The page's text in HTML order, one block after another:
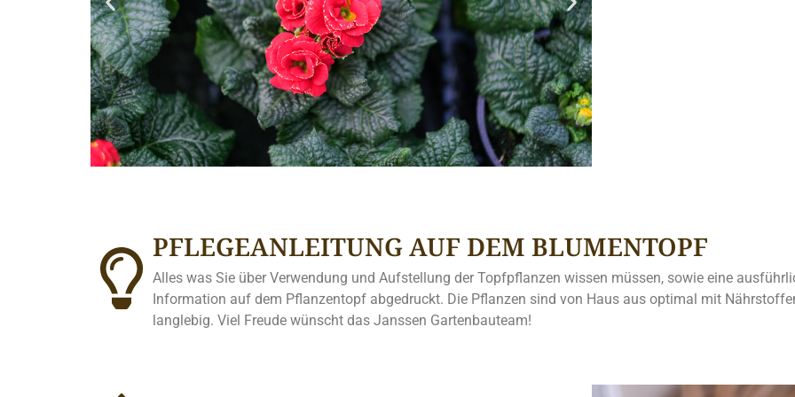
PFLEGEANLEITUNG AUF DEM BLUMENTOPF
Alles was Sie über Verwendung und Aufstellung der Topfpflanzen wissen müssen, sowie eine
Information auf dem Pflanzentopf abgedruckt. Die Pflanzen sind von Haus aus optimal mit
langlebig. Viel Freude wünscht das Janssen Gartenbauteam!